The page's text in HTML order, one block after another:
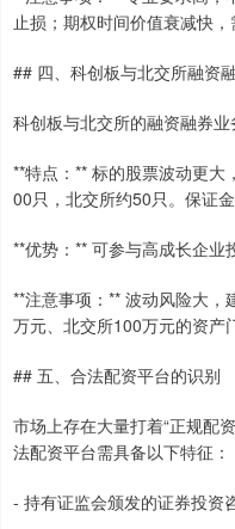
止损；期权时间价值衰减快，
## 四、科创板与北交所融资
科创板与北交所的融资融券业
**特点：** 标的股票波动更
00只，北交所约50只。保证
**优势：** 可参与高成长企业
**注意事项：** 波动风险大
万元、北交所100万元的资产
## 五、合法配资平台的识别
市场上存在大量打着“正规配
法配资平台需具备以下特征：
- 持有证监会颁发的证券投资